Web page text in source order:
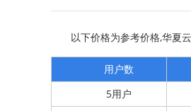
以下价格为参考价格,华夏
用户数
5用户